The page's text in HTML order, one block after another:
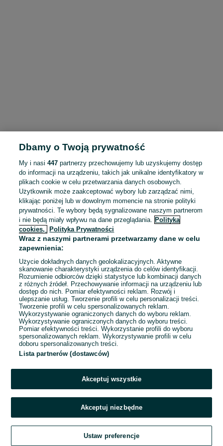
To ogłoszenie nie jest już dostępne
Przejdź na stronę główną
Dbamy o Twoją prywatność
My i nasi447 partnerzy przechowujemy lub uzyskujemy dostęp
do informacji na urządzeniu, takich jak unikalne identyfikatory w
plikach cookie w celu przetwarzania danych osobowych.
Użytkownik może zaakceptować wybory lub zarządzać nimi,
klikając poniżej lub w dowolnym momencie na stronie polityki
prywatności. Te wybory będą sygnalizowane naszym partnerom
i nie będą miały wpływu na dane przeglądania. Polityka
cookies,
Polityka Prywatności
Wraz z naszymi partnerami przetwarzamy dane w celu
zapewnienia:
Użycie dokładnych danych geolokalizacyjnych. Aktywne
skanowanie charakterystyki urządzenia do celów identyfikacji.
Rozumienie odbiorców dzięki statystyce lub kombinacji danych
z różnych źródeł. Przechowywanie informacji na urządzeniu lub
dostęp do nich. Pomiar efektywności reklam. Rozwój i
ulepszanie usług. Tworzenie profili w celu personalizacji treści.
Tworzenie profili w celu spersonalizowanych reklam.
Wykorzystywanie ograniczonych danych do wyboru reklam.
Wykorzystywanie ograniczonych danych do wyboru treści.
Pomiar efektywności treści. Wykorzystanie profili do wyboru
spersonalizowanych reklam. Wykorzystywanie profili w celu
doboru spersonalizowanych treści.
Lista partnerów (dostawców)
Akceptuj wszystkie
Akceptuj niezbędne
Ustaw preferencje